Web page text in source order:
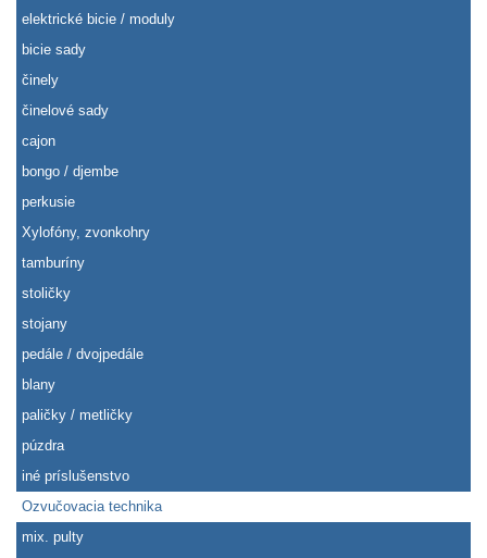
elektrické bicie / moduly
bicie sady
činely
činelové sady
cajon
bongo / djembe
perkusie
Xylofóny, zvonkohry
tamburíny
stoličky
stojany
pedále / dvojpedále
blany
paličky / metličky
púzdra
iné príslušenstvo
Ozvučovacia technika
mix. pulty